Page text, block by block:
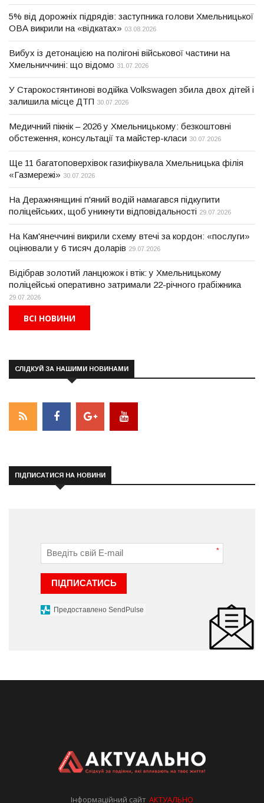
5% від дорожніх підрядів: заступника голови Хмельницької
ОВА викрили на «відкатах» 03.08.2026
Вибух із детонацією на полігоні військової частини на
Хмельниччині: що відомо 31.07.2026
У Старокостянтинові водійка Volkswagen збила двох дітей і
залишила місце ДТП 30.07.2026
Медичний пікнік – 2026 у Хмельницькому: безкоштовні
обстеження, консультації та майстер-класи 30.07.2026
Ще 11 багатоповерхівок газифікувала Хмельницька філія
«Газмережі» 30.07.2026
На Деражнянщині п'яний водій намагався підкупити
поліцейських, щоб уникнути відповідальності 29.07.2026
На Кам'янеччині викрили схему втечі за кордон: «послуги»
оцінювали у 6 тисяч доларів 29.07.2026
Відібрав золотий ланцюжок і втік: у Хмельницькому
поліцейські оперативно затримали 22-річного грабіжника
29.07.2026
ВСІ НОВИНИ
СЛІДКУЙ ЗА НАШИМИ НОВИНАМИ
ПІДПИСАТИСЯ НА НОВИНИ
*
ПІДПИСАТИСЬ
Предоставлено SendPulse
Інформаційний сайтАКТУАЛЬНО